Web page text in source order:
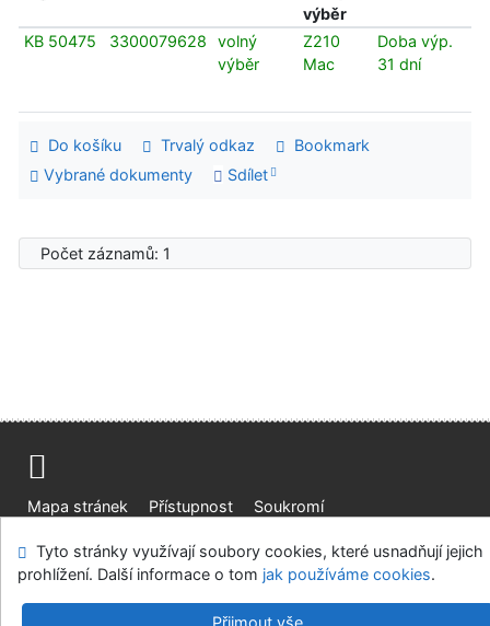
výběr
KB 50475 3300079628
volný
výběr
Z210
Mac
Doba výp.
31 dní
Do košíku Trvalý odkaz
Bookmark
Vybrané dokumenty
Sdílet
Počet záznamů: 1
Mapa stránek Přístupnost
Soukromí
v.4.8.63a-Cosmotron Bohemia, s.r.o.
Tyto stránky využívají soubory cookies, které usnadňují jejich
prohlížení. Další informace o tom jak používáme cookies.
Přijmout vše